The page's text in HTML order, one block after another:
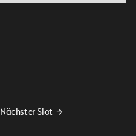
→
Nächster Slot